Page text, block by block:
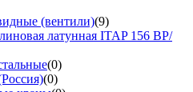
(вентили)(9)
латунная ITAP 156 ВР/
(0)
(0)